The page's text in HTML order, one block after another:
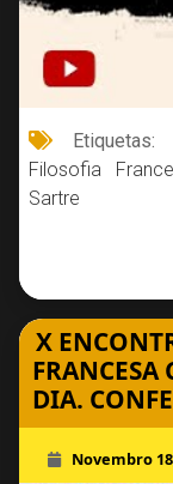
Etiquetas:
Filosofia
Sartre
X
DIA.
Novembro